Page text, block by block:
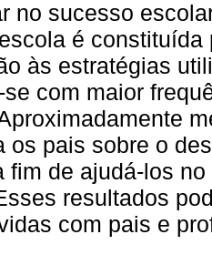
no sucesso
é
às estratégias
com maior
os pais sobre o
fim de ajudá-los
resultados
com pais e